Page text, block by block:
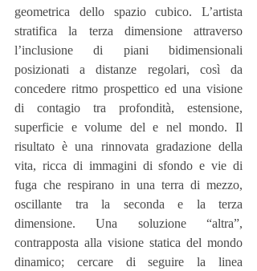
geometrica dello spazio cubico. L’artista
stratifica la terza dimensione attraverso
l’inclusione di piani bidimensionali
posizionati a distanze regolari, così da
concedere ritmo prospettico ed una visione
di contagio tra profondità, estensione,
superficie e volume del e nel mondo. Il
risultato è una rinnovata gradazione della
vita, ricca di immagini di sfondo e vie di
fuga che respirano in una terra di mezzo,
oscillante tra la seconda e la terza
dimensione. Una soluzione “altra”,
contrapposta alla visione statica del mondo
dinamico; cercare di seguire la linea